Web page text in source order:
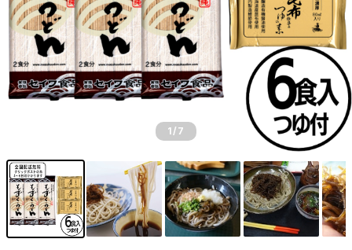
1 /7